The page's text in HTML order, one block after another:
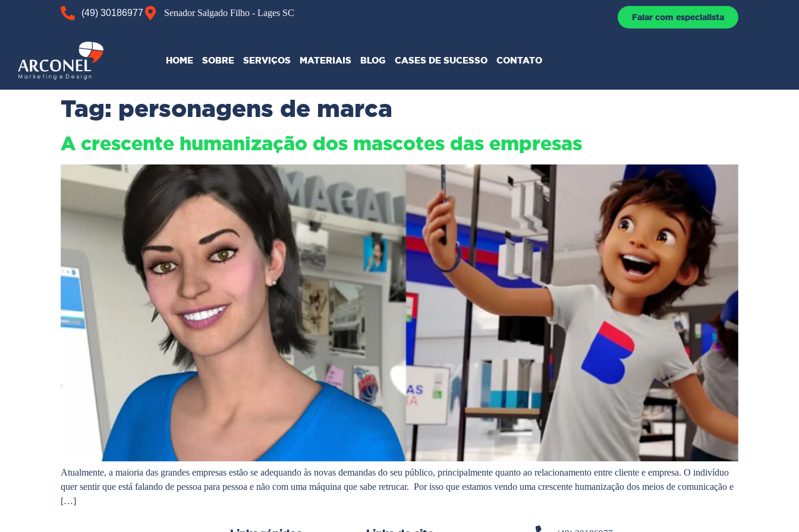
(49) 30186977 Senador Salgado Filho - Lages SC Falar com especialista
HOME SOBRE SERVIÇOS MATERIAIS BLOG CASES DE SUCESSO CONTATO
Tag: personagens de marca
A crescente humanização dos mascotes das empresas
Atualmente, a maioria das grandes empresas estão se adequando às novas demandas do seu público, principalmente quanto ao relacionamento entre cliente e empresa. O indivíduo
quer sentir que está falando de pessoa para pessoa e não com uma máquina que sabe retrucar. Por isso que estamos vendo uma crescente humanização dos meios de comunicação e
[…]